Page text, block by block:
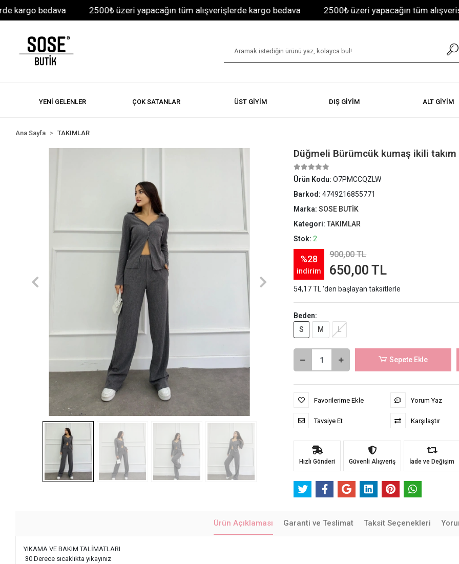
bedava 2500₺ üzeri yapacağın tüm alışverişlerde kargo bedava 2500₺ üzeri yapacağın tüm
YENİ GELENLER ÇOK SATANLAR ÜST GİYİM DIŞ GİYİM ALT GİYİM
Ana Sayfa TAKIMLAR
Düğmeli Bürümcük kumaş ikili takım
Ürün Kodu:O7PMCCQZLW
Barkod:4749216855771
Marka:SOSE BUTİK
Kategori:TAKIMLAR
Stok:2
%28
indirim
900,00 TL
650,00 TL
54,17 TL 'den başlayan taksitlerle
Beden:
S
M L
Sepete Ekle
Favorilerime Ekle
Tavsiye Et
Yorum Yaz
Karşılaştır
Hızlı Gönderi Güvenli Alışveriş İade ve Değişim
Ürün Açıklaması Garanti ve Teslimat Taksit Seçenekleri
YIKAMA VE BAKIM TALİMATLARI
30 Derece sıcaklıkta yıkayınız